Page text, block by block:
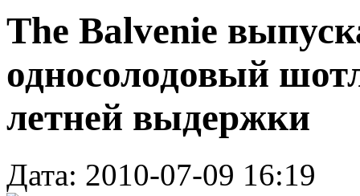
The Balvenie
односолодовый
летней выдержки
Дата: 2010-07-09 16:19